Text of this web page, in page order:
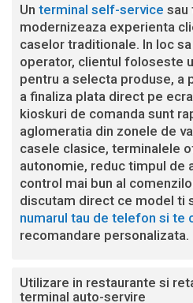
Un terminal self-service sau
modernizeaza experienta
caselor traditionale. In loc
operator, clientul foloseste
pentru a selecta produse, a
a finaliza plata direct pe
kioskuri de comanda sunt
aglomeratia din zonele de
casele clasice, terminalele
autonomie, reduc timpul de
control mai bun al
discutam direct ce model ti
numarul tau de telefon si te
recomandare personalizata.
Utilizare in restaurante si
terminal auto-servire